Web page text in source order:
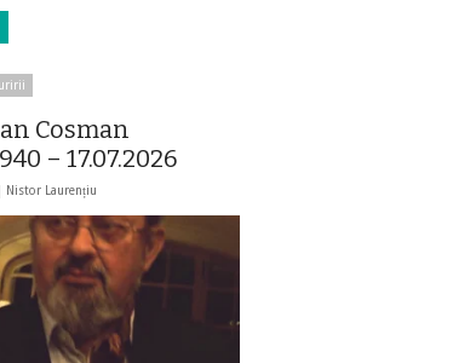
Cosman
– 17.07.2026
Nistor Laurențiu